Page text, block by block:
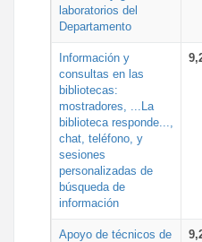
laboratorios del
Departamento
Información y
consultas en las
bibliotecas:
mostradores, ...La
biblioteca responde...,
chat, teléfono, y
sesiones
personalizadas de
búsqueda de
información
Apoyo de técnicos de